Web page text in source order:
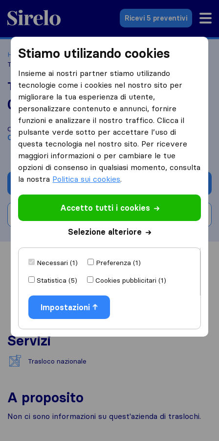
Sirelo.it
Ricevi 5 preventivi
Home Le 10 migliori aziende di traslochi in Italia
Traslochi Gi & Gio
Traslochi Gi & Gio
0,0 basato su 0
recensioni di Sirelo e Google
i
Confronta Traslochi Gi & Gio con altreaziende di traslochi
Carpi
Chiedi preventivo
Informazioni Recensioni
Servizi
Trasloco nazionale
A proposito
Non ci sono informazioni su quest'azienda di traslochi.
Stiamo utilizando cookies
Insieme ai nostri partner stiamo utilizando
tecnologie come i cookies nel nostro sito per
migliorare la tua esperienza di utente,
personalizzare contenuto e annunci, fornire
funzioni e analizzare il nostro traffico. Clicca il
pulsante verde sotto per accettare l’uso di
questa tecnologia nel nostro sito. Per ricevere
maggiori informazioni o per cambiare le tue
opzioni di consenso in qualsiasi momento, consulta
la nostra Politica sui cookies.
Accetto tutti i cookies
Selezione alteriore
Necessari (1)
Preferenza (1)
Statistica (5)
Cookies pubblicitari (1)
Impostazioni